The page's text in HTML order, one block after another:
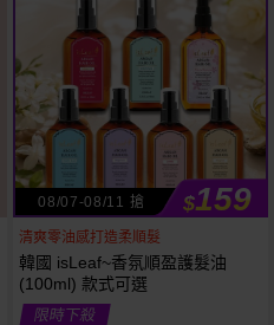
08/07-08/11 搶 $159
清爽零油感打造柔順髮
韓國 isLeaf~香氛順盈護髮油
(100ml) 款式可選
限時下殺